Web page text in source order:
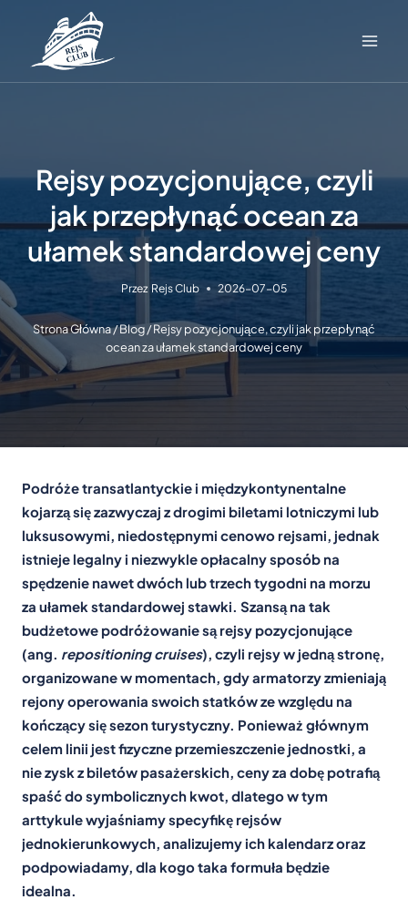
Rejsy pozycjonujące, czyli
jak przepłynąć ocean za
ułamek standardowej ceny
Przez Rejs Club 2026-07-05
Strona Główna/Blog/Rejsy pozycjonujące, czyli jak przepłynąć
ocean za ułamek standardowej ceny
Podróże transatlantyckie i międzykontynentalne
kojarzą się zazwyczaj z drogimi biletami lotniczymi lub
luksusowymi, niedostępnymi cenowo rejsami, jednak
istnieje legalny i niezwykle opłacalny sposób na
spędzenie nawet dwóch lub trzech tygodni na morzu
za ułamek standardowej stawki. Szansą na tak
budżetowe podróżowanie są rejsy pozycjonujące
(ang. repositioning cruises), czyli rejsy w jedną stronę,
organizowane w momentach, gdy armatorzy zmieniają
rejony operowania swoich statków ze względu na
kończący się sezon turystyczny. Ponieważ głównym
celem linii jest fizyczne przemieszczenie jednostki, a
nie zysk z biletów pasażerskich, ceny za dobę potrafią
spaść do symbolicznych kwot, dlatego w tym
arttykule wyjaśniamy specyfikę rejsów
jednokierunkowych, analizujemy ich kalendarz oraz
podpowiadamy, dla kogo taka formuła będzie
idealna.